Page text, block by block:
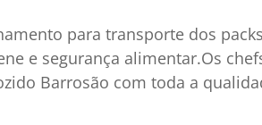
para transporte dos
e segurança alimentar.Os
Barrosão com toda a